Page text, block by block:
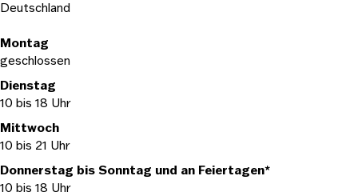
Deutschland
Öffnungszeiten
Montag
geschlossen
Dienstag
10 bis 18 Uhr
Mittwoch
10 bis 21 Uhr
Donnerstag bis Sonntag und an Feiertagen*
10 bis 18 Uhr